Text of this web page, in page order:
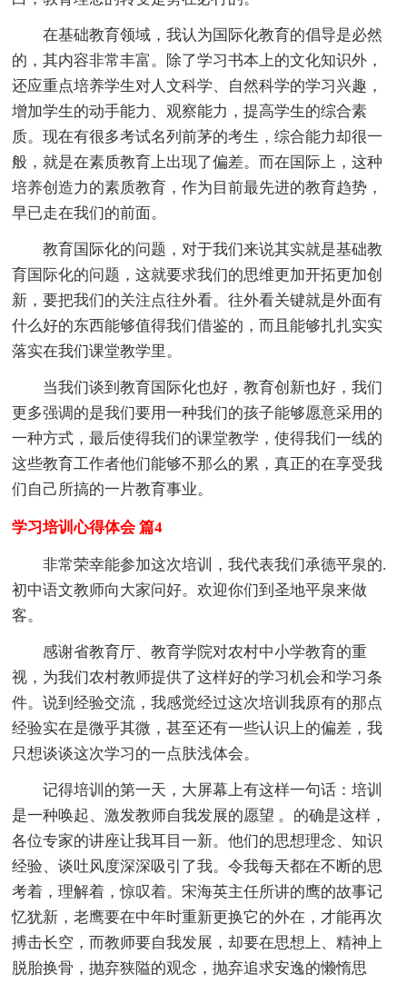
在基础教育领域，我认为国际化教育的倡导是必然
的，其内容非常丰富。除了学习书本上的文化知识外，
还应重点培养学生对人文科学、自然科学的学习兴趣，
增加学生的动手能力、观察能力，提高学生的综合素
质。现在有很多考试名列前茅的考生，综合能力却很一
般，就是在素质教育上出现了偏差。而在国际上，这种
培养创造力的素质教育，作为目前最先进的教育趋势，
早已走在我们的前面。
教育国际化的问题，对于我们来说其实就是基础教
育国际化的问题，这就要求我们的思维更加开拓更加创
新，要把我们的关注点往外看。往外看关键就是外面有
什么好的东西能够值得我们借鉴的，而且能够扎扎实实
落实在我们课堂教学里。
当我们谈到教育国际化也好，教育创新也好，我们
更多强调的是我们要用一种我们的孩子能够愿意采用的
一种方式，最后使得我们的课堂教学，使得我们一线的
这些教育工作者他们能够不那么的累，真正的在享受我
们自己所搞的一片教育事业。
学习培训心得体会 篇4
非常荣幸能参加这次培训，我代表我们承德平泉的.
初中语文教师向大家问好。欢迎你们到圣地平泉来做
客。
感谢省教育厅、教育学院对农村中小学教育的重
视，为我们农村教师提供了这样好的学习机会和学习条
件。说到经验交流，我感觉经过这次培训我原有的那点
经验实在是微乎其微，甚至还有一些认识上的偏差，我
只想谈谈这次学习的一点肤浅体会。
记得培训的第一天，大屏幕上有这样一句话：培训
是一种唤起、激发教师自我发展的愿望 。的确是这样，
各位专家的讲座让我耳目一新。他们的思想理念、知识
经验、谈吐风度深深吸引了我。令我每天都在不断的思
考着，理解着，惊叹着。宋海英主任所讲的鹰的故事记
忆犹新，老鹰要在中年时重新更换它的外在，才能再次
搏击长空，而教师要自我发展，却要在思想上、精神上
脱胎换骨，抛弃狭隘的观念，抛弃追求安逸的懒惰思